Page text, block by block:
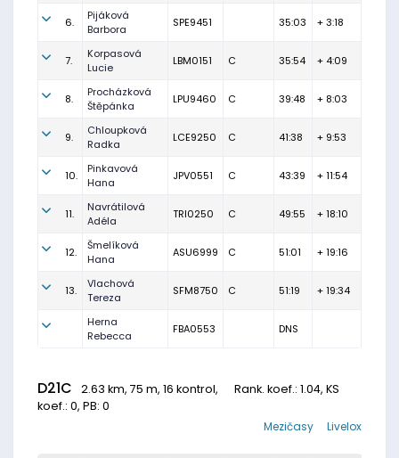
6.
Pijáková
Barbora
SPE9451 35:03 + 3:18
7.
Korpasová
Lucie
LBM0151 C 35:54 + 4:09
8.
Procházková
Štěpánka
LPU9460 C 39:48 + 8:03
9.
Chloupková
Radka
LCE9250 C 41:38 + 9:53
10.
Pinkavová
Hana
JPV0551 C 43:39 + 11:54
11.
Navrátilová
Adéla
TRI0250 C 49:55 + 18:10
12.
Šmelíková
Hana
ASU6999 C 51:01 + 19:16
13.
Vlachová
Tereza
SFM8750 C 51:19 + 19:34
Herna
Rebecca
FBA0553 DNS
D21C 2.63 km, 75 m, 16 kontrol, Rank. koef.: 1.04, KS
koef.: 0, PB: 0
Livelox
Mezičasy